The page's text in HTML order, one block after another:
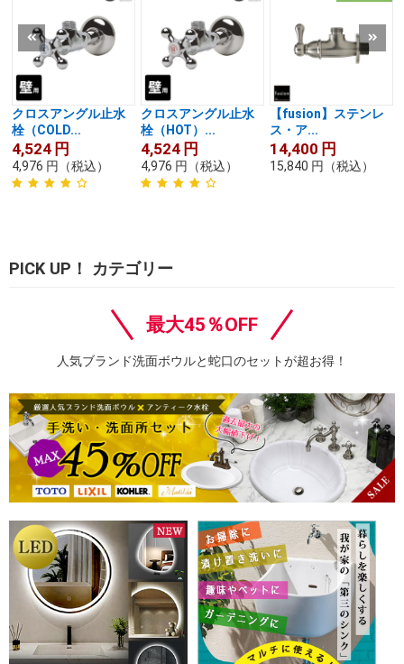
クロスアングル止水
栓（COLD...
4,524 円
4,976 円 （税込）
クロスアングル止水
栓（HOT）...
4,524 円
4,976 円 （税込）
【fusion】ステンレ
ス・ア...
14,400 円
15,840 円 （税込）
PICK UP！ カテゴリー
最大45％OFF
人気ブランド洗面ボウルと蛇口のセットが超お得！